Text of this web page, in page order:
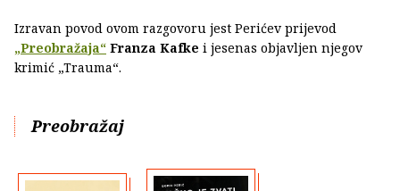
Izravan povod ovom razgovoru jest Perićev prijevod
„Preobražaja“ Franza Kafke i jesenas objavljen njegov
krimić „Trauma“.
Preobražaj